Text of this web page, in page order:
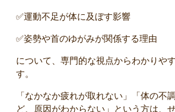
✅️運動不足が体に及ぼす影響
✅️姿勢や首のゆがみが関係する理由
について、専門的な視点からわかりや
す。
「なかなか疲れが取れない」「体の不
ど、原因がわからない」という方は、